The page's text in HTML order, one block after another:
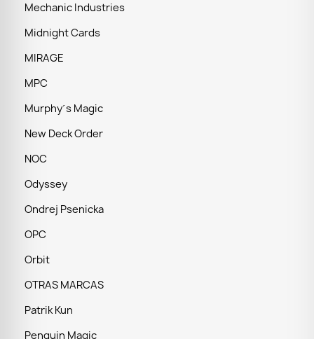
Mechanic Industries
Midnight Cards
MIRAGE
MPC
Murphy´s Magic
New Deck Order
NOC
Odyssey
Ondrej Psenicka
OPC
Orbit
OTRAS MARCAS
Patrik Kun
Penguin Magic